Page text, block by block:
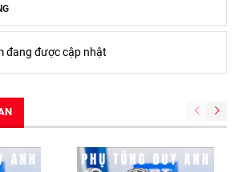
đang được cập nhật